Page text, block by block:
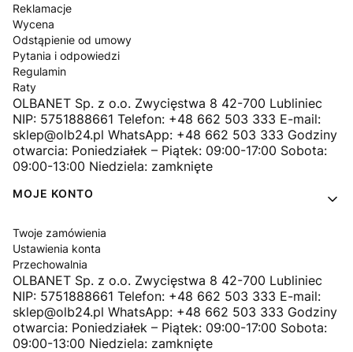
Reklamacje
Wycena
Odstąpienie od umowy
Pytania i odpowiedzi
Regulamin
Raty
OLBANET Sp. z o.o. Zwycięstwa 8 42-700 Lubliniec
NIP: 5751888661 Telefon: +48 662 503 333 E-mail:
sklep@olb24.pl WhatsApp: +48 662 503 333 Godziny
otwarcia: Poniedziałek – Piątek: 09:00-17:00 Sobota:
09:00-13:00 Niedziela: zamknięte
MOJE KONTO
Twoje zamówienia
Ustawienia konta
Przechowalnia
OLBANET Sp. z o.o. Zwycięstwa 8 42-700 Lubliniec
NIP: 5751888661 Telefon: +48 662 503 333 E-mail:
sklep@olb24.pl WhatsApp: +48 662 503 333 Godziny
otwarcia: Poniedziałek – Piątek: 09:00-17:00 Sobota:
09:00-13:00 Niedziela: zamknięte